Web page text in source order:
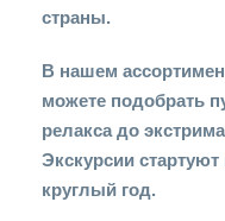
страны.
В нашем
можете подобрать
релакса до
Экскурсии
круглый год.